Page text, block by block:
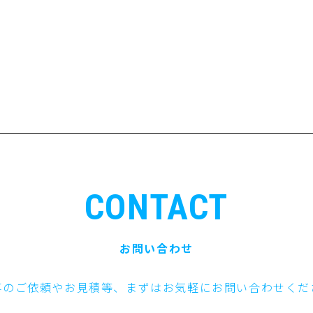
CONTACT
お問い合わせ
ご依頼やお見積等、まずはお気軽にお問い合わせく